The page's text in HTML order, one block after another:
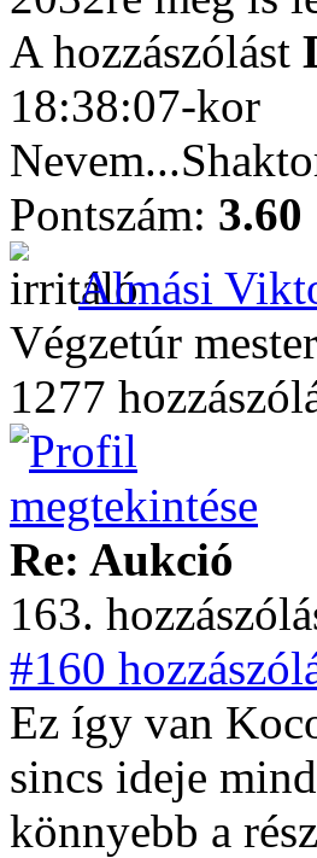
A hozzászólást
18:38:07-kor
Pontszám: 3.60
Almási
Végzetúr mester
1277
Re: Aukció
163.
#160
Ez így van
sincs ideje
könnyebb a